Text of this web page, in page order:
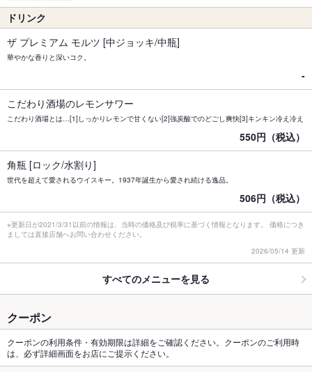
ドリンク
ザ プレミアム モルツ [中ジョッキ/中瓶]
華やかな香りと深いコク。
-
こだわり酒場のレモンサワー
こだわり酒場とは…[1]しっかりレモンで甘くない[2]強炭酸でのどごし爽快[3]キンキン冷え冷え
550円（税込）
角瓶 [ロック/水割り]
世代を超えて愛されるウイスキー。1937年誕生から愛され続ける逸品。
506円（税込）
※更新日が2021/3/31以前の情報は、当時の価格及び税率に基づく情報となります。 価格につき
ましては直接店舗へお問い合わせください。
2026/05/14 更新
すべてのメニューを見る
クーポン
クーポンの利用条件・有効期限は詳細をご確認ください。クーポンのご利用時
は、必ず詳細画面をお店にご提示ください。